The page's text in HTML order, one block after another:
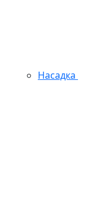
Насадка